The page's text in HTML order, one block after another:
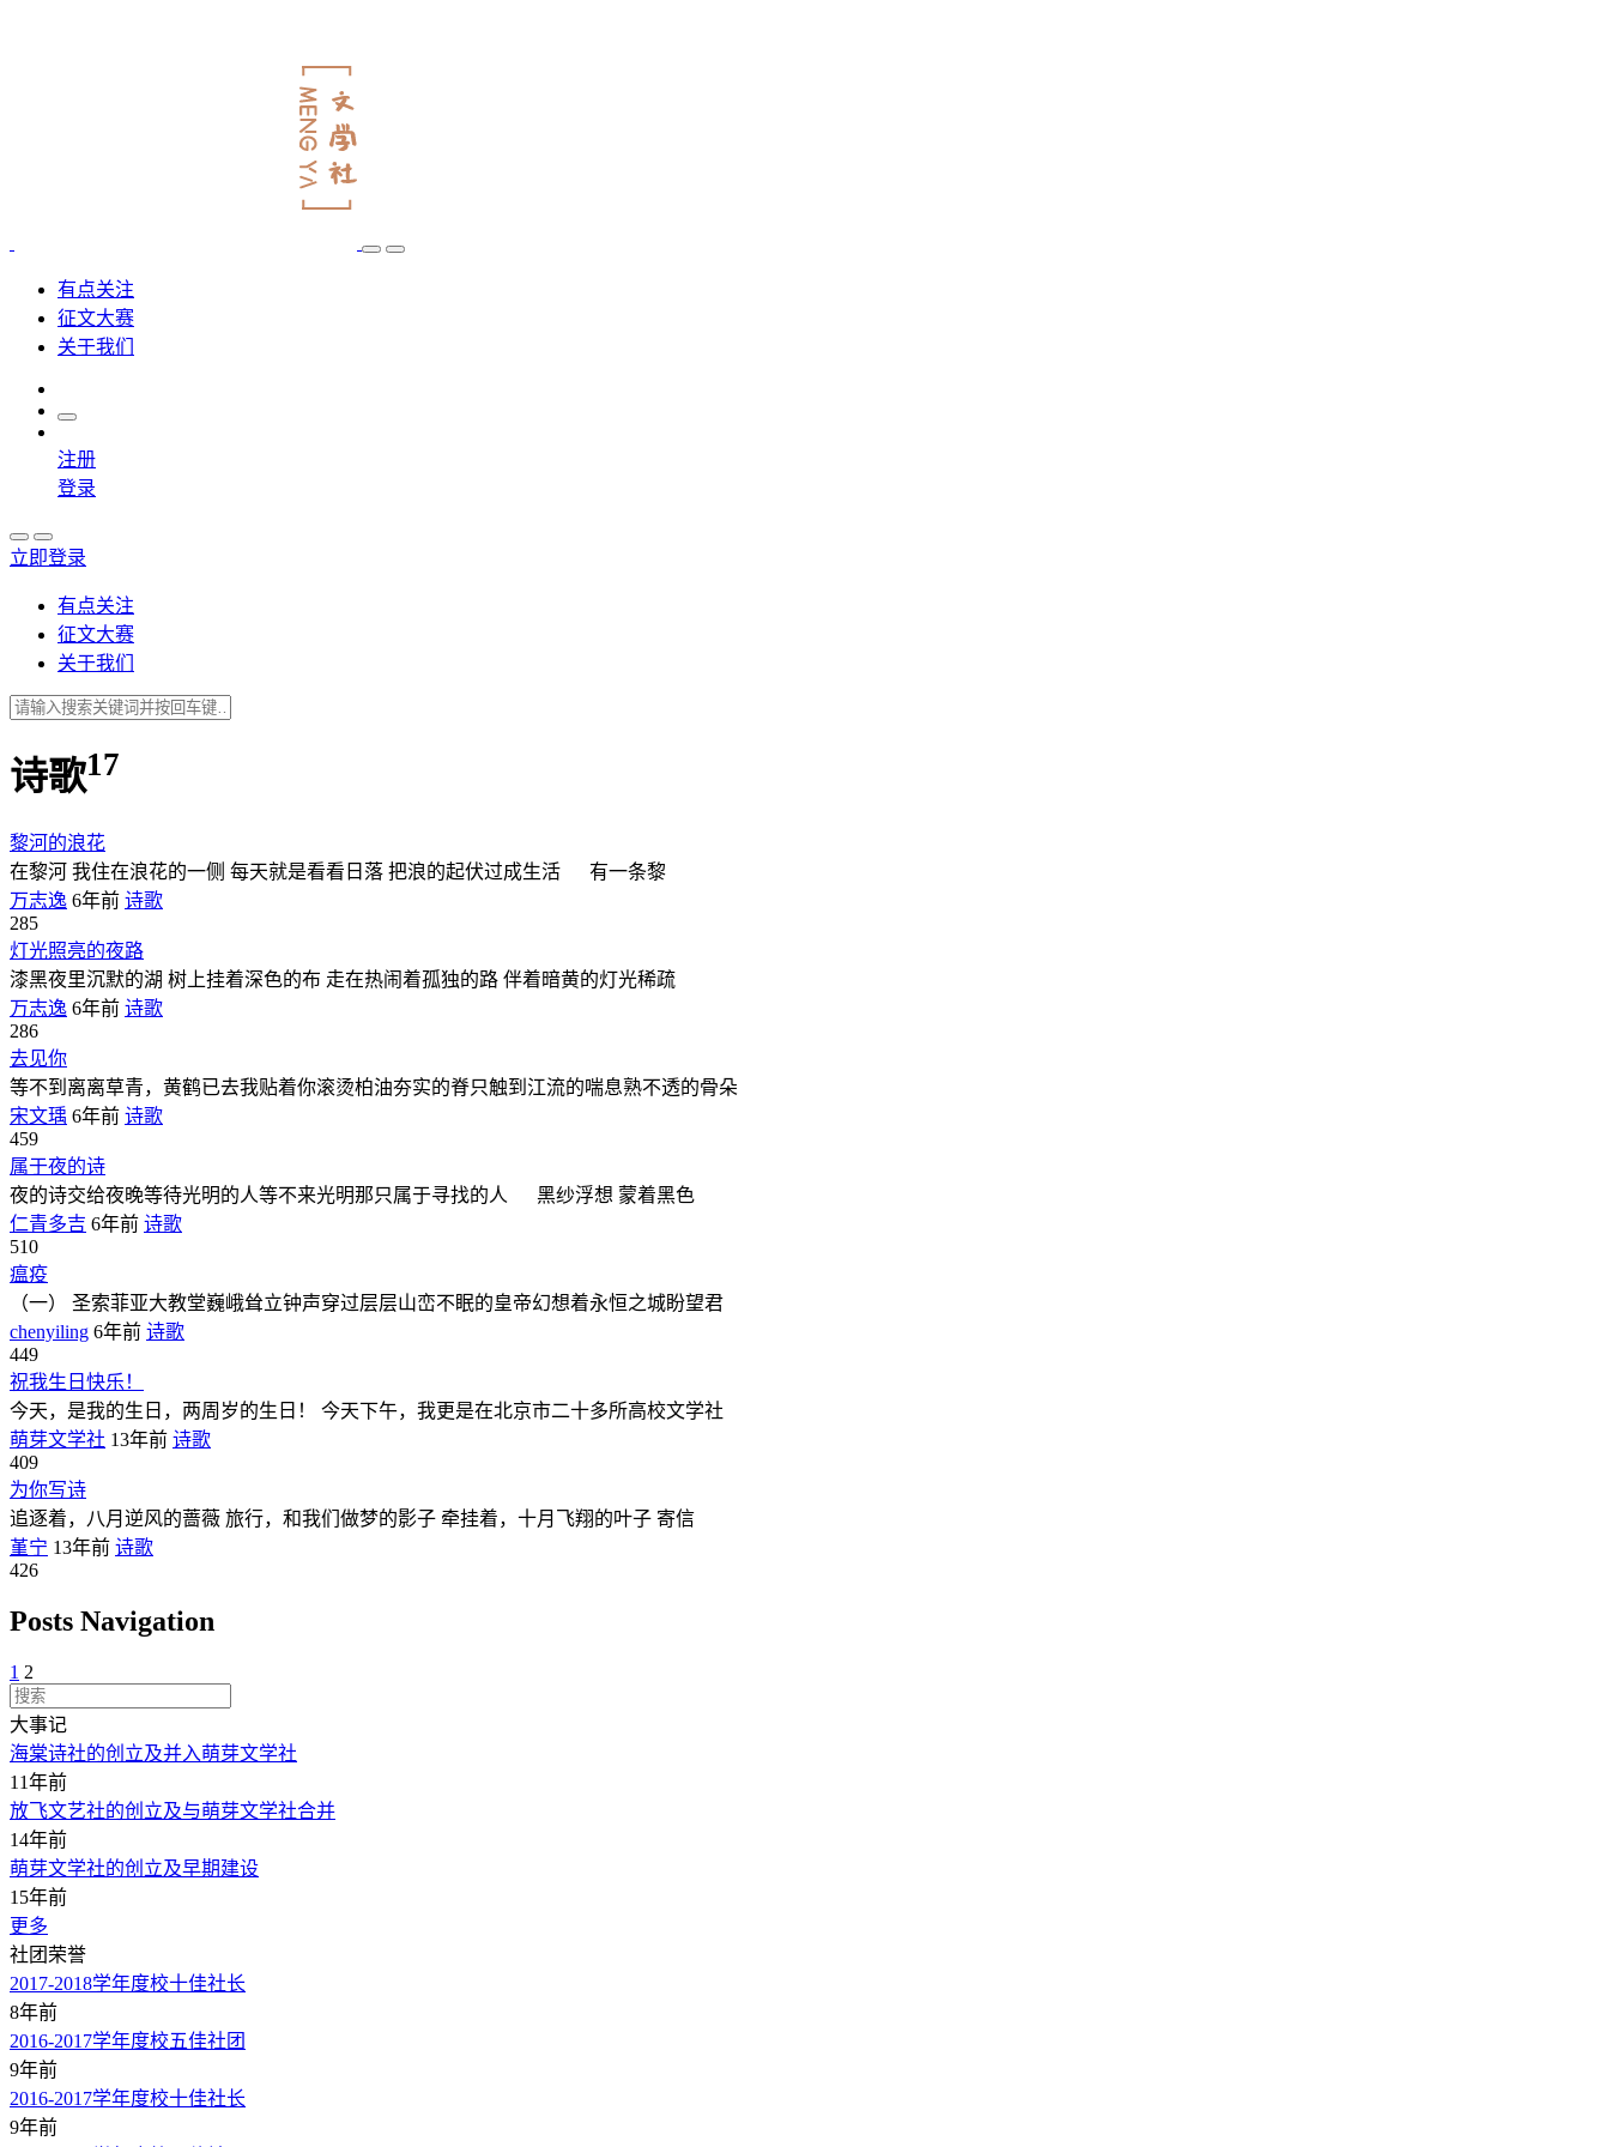
有点关注
征文大赛
关于我们
注册
登录
立即登录
有点关注
征文大赛
关于我们
诗歌17
黎河的浪花
在黎河 我住在浪花的一侧 每天就是看看日落 把浪的起伏过成生活 有一条黎
万志逸 6年前 诗歌
285
灯光照亮的夜路
漆黑夜里沉默的湖 树上挂着深色的布 走在热闹着孤独的路 伴着暗黄的灯光稀疏
万志逸 6年前 诗歌
286
去见你
等不到离离草青，黄鹤已去我贴着你滚烫柏油夯实的脊只触到江流的喘息熟不透的骨朵
宋文瑀 6年前 诗歌
459
属于夜的诗
夜的诗交给夜晚等待光明的人等不来光明那只属于寻找的人 黑纱浮想 蒙着黑色
仁青多吉 6年前 诗歌
510
瘟疫
（一） 圣索菲亚大教堂巍峨耸立钟声穿过层层山峦不眠的皇帝幻想着永恒之城盼望君
chenyiling 6年前 诗歌
449
祝我生日快乐！
今天，是我的生日，两周岁的生日！ 今天下午，我更是在北京市二十多所高校文学社
萌芽文学社 13年前 诗歌
409
为你写诗
追逐着，八月逆风的蔷薇 旅行，和我们做梦的影子 牵挂着，十月飞翔的叶子 寄信
堇宁 13年前 诗歌
426
Posts Navigation
1 2
大事记
海棠诗社的创立及并入萌芽文学社
11年前
放飞文艺社的创立及与萌芽文学社合并
14年前
萌芽文学社的创立及早期建设
15年前
更多
社团荣誉
2017-2018学年度校十佳社长
8年前
2016-2017学年度校五佳社团
9年前
2016-2017学年度校十佳社长
9年前